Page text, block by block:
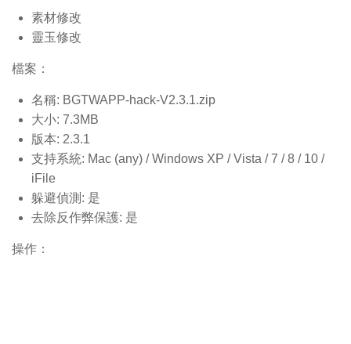
素材修改
靈玉修改
檔案：
名稱: BGTWAPP-hack-V2.3.1.zip
大小: 7.3MB
版本: 2.3.1
支持系統: Mac (any) / Windows XP / Vista / 7 / 8 / 10 /
iFile
躲避偵測: 是
去除反作弊保護: 是
操作：